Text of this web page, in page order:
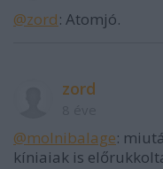
@zord: Atomjó.
zord
@molnibalage:
kíniaiak is